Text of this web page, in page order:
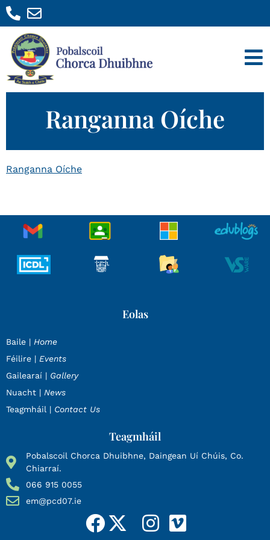
Ranganna Oíche
Ranganna Oíche
Eolas
Baile | Home
Féilire | Events
Gailearaí | Gallery
Nuacht | News
Teagmháil | Contact Us
Teagmháil
Pobalscoil Chorca Dhuibhne, Daingean Uí Chúis, Co.
Chiarraí.
066 915 0055
em@pcd07.ie